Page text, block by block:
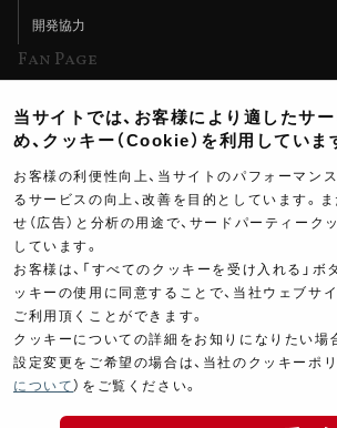
開発協力
Fan Page
ヨシムラTV
イベント情報
イベントスケジュール
ツーリングブレイクタイム
製品ポスター
当サイトでは、お客様により適したサ
め、クッキー（Cookie）を利用していま
お客様の利便性向上、当サイトのパフォーマン
るサービスの向上、改善を目的としています。ま
せ（広告）と分析の用途で、サードパーティーク
しています。
お客様は、「すべてのクッキーを受け入れる」ボ
ッキーの使用に同意することで、当社ウェブサ
ご利用頂くことができます。
クッキーについての詳細をお知りになりたい場
設定変更をご希望の場合は、当社のクッキーポリ
について ）をご覧ください。